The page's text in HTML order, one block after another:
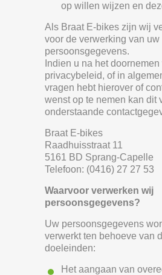
op willen wijzen en
Als Braat E-bikes zijn wij
voor de verwerking van uw
persoonsgegevens.
Indien u na het
privacybeleid, of in
vragen hebt hierover of
wenst op te nemen kan dit
onderstaande
Braat E-bikes
Raadhuisstraat 11
5161 BD Sprang-Capelle
Telefoon: (0416) 27 27 53
Waarvoor verwerken wij
persoonsgegevens?
Uw persoonsgegevens
verwerkt ten behoeve van
doeleinden:
Het aangaan van